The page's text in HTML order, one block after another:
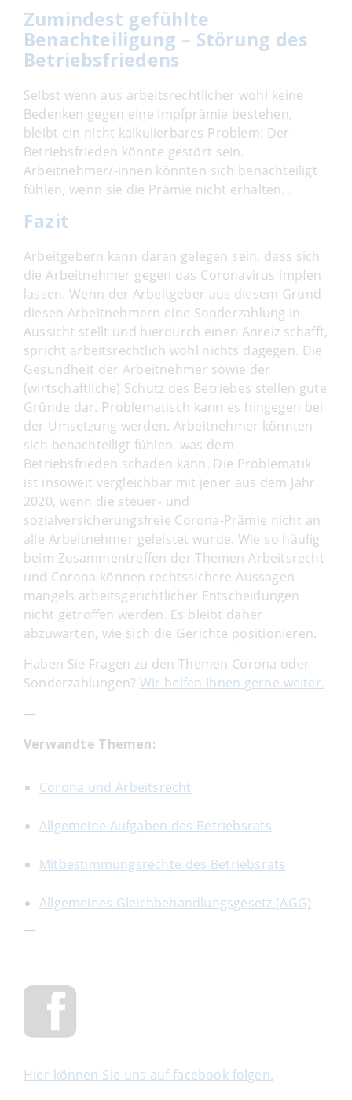
Zumindest gefühlte
Benachteiligung – Störung des
Betriebsfriedens
Selbst wenn aus arbeitsrechtlicher wohl keine
Bedenken gegen eine Impfprämie bestehen,
bleibt ein nicht kalkulierbares Problem: Der
Betriebsfrieden könnte gestört sein.
Arbeitnehmer/-innen könnten sich benachteiligt
fühlen, wenn sie die Prämie nicht erhalten. .
Fazit
Arbeitgebern kann daran gelegen sein, dass sich
die Arbeitnehmer gegen das Coronavirus impfen
lassen. Wenn der Arbeitgeber aus diesem Grund
diesen Arbeitnehmern eine Sonderzahlung in
Aussicht stellt und hierdurch einen Anreiz schafft,
spricht arbeitsrechtlich wohl nichts dagegen. Die
Gesundheit der Arbeitnehmer sowie der
(wirtschaftliche) Schutz des Betriebes stellen gute
Gründe dar. Problematisch kann es hingegen bei
der Umsetzung werden. Arbeitnehmer könnten
sich benachteiligt fühlen, was dem
Betriebsfrieden schaden kann. Die Problematik
ist insoweit vergleichbar mit jener aus dem Jahr
2020, wenn die steuer- und
sozialversicherungsfreie Corona-Prämie nicht an
alle Arbeitnehmer geleistet wurde. Wie so häufig
beim Zusammentreffen der Themen Arbeitsrecht
und Corona können rechtssichere Aussagen
mangels arbeitsgerichtlicher Entscheidungen
nicht getroffen werden. Es bleibt daher
abzuwarten, wie sich die Gerichte positionieren.
Haben Sie Fragen zu den Themen Corona oder
Sonderzahlungen? Wir helfen Ihnen gerne weiter.
—
Verwandte Themen:
Corona und Arbeitsrecht
Allgemeine Aufgaben des Betriebsrats
Mitbestimmungsrechte des Betriebsrats
Allgemeines Gleichbehandlungsgesetz (AGG)
—
Hier können Sie uns auf facebook folgen.